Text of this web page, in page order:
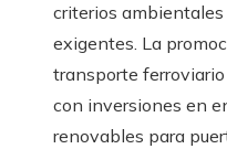
criterios ambientales
exigentes. La
transporte
con inversiones en
renovables para